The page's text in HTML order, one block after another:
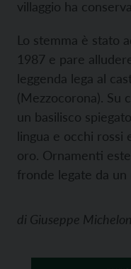
villaggio ha
Lo stemma è stato
1987 e pare
leggenda lega al
(Mezzocorona). Su
un basilisco
lingua e occhi rossi
oro. Ornamenti
fronde legate da un
di Giuseppe Michelon